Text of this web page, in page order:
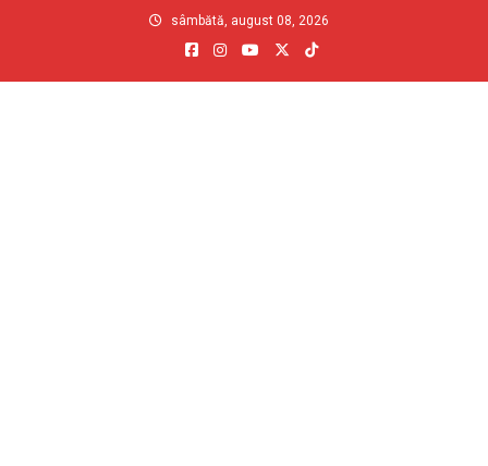
sâmbătă, august 08, 2026